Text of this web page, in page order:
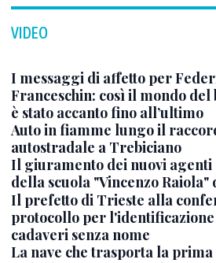
VIDEO
I messaggi di affetto per
Franceschin: così il mondo del
è stato accanto fino all’ultimo
Auto in fiamme lungo il
autostradale a Trebiciano
Il giuramento dei nuovi agenti
della scuola "Vincenzo Raiola"
Il prefetto di Trieste alla
protocollo per
cadaveri senza nome
La nave che trasporta la